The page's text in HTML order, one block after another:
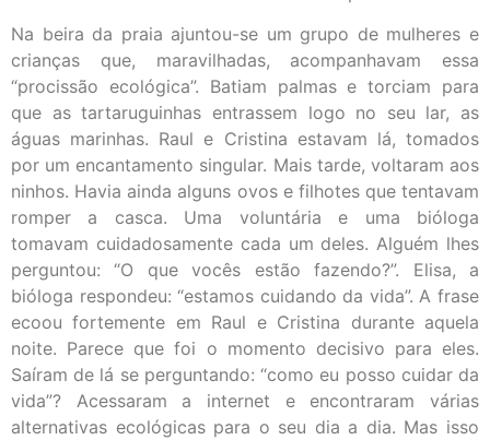
Na beira da praia ajuntou-se um grupo de mulheres e
crianças que, maravilhadas, acompanhavam essa
“procissão ecológica”. Batiam palmas e torciam para
que as tartaruguinhas entrassem logo no seu lar, as
águas marinhas. Raul e Cristina estavam lá, tomados
por um encantamento singular. Mais tarde, voltaram aos
ninhos. Havia ainda alguns ovos e filhotes que tentavam
romper a casca. Uma voluntária e uma bióloga
tomavam cuidadosamente cada um deles. Alguém lhes
perguntou: “O que vocês estão fazendo?”. Elisa, a
bióloga respondeu: “estamos cuidando da vida”. A frase
ecoou fortemente em Raul e Cristina durante aquela
noite. Parece que foi o momento decisivo para eles.
Saíram de lá se perguntando: “como eu posso cuidar da
vida”? Acessaram a internet e encontraram várias
alternativas ecológicas para o seu dia a dia. Mas isso